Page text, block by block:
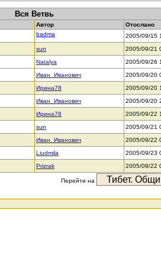
Вся Ветвь
Автор
Отослано
badma 2005/09/15
sun 2005/09/21
Natalya 2005/09/26
Иван_Иванович 2005/09/20
Ирина78 2005/09/20
Иван_Иванович 2005/09/20
Ирина78 2005/09/22
sun 2005/09/21
Иван_Иванович 2005/09/22
Liudmila 2005/09/23
Prizrak 2005/09/22
Перейти на